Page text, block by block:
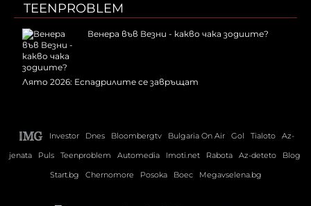
TEENPROBLEM
Венера във Везни - какво чака зодиите?
Лято 2026: Еспадрилите се завръщат
Investor Dnes Bloombergtv Bulgaria On Air Gol Tialoto
Az-
jenata
Puls Teenproblem Automedia Imoti.net Rabota Az-deteto
Blog
Start.bg
Chernomore Posoka Boec Megavselena.bg